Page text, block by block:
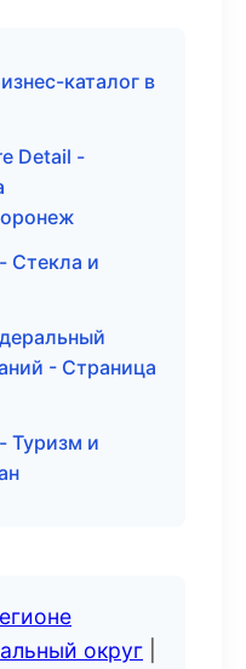
каталог в
Detail -
Стекла и
- Страница
Туризм и
округ